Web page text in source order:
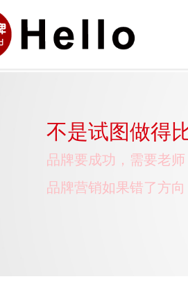
不是试图做得
品牌要成功，需要老
品牌营销如果错了方